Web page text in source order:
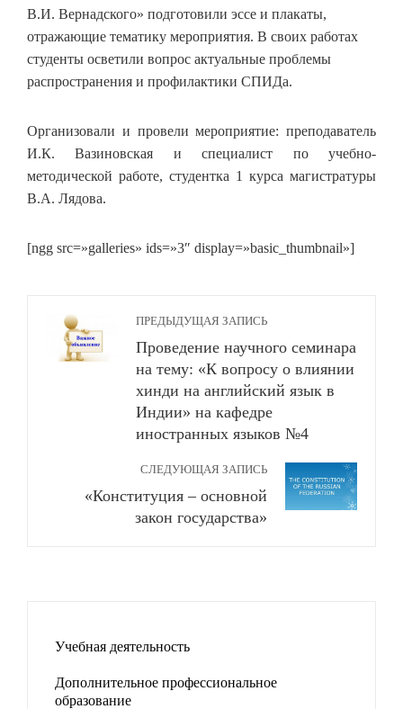
В.И. Вернадского» подготовили эссе и плакаты,
отражающие тематику мероприятия. В своих работах
студенты осветили вопрос актуальные проблемы
распространения и профилактики СПИДа.
Организовали и провели мероприятие: преподаватель
И.К. Вазиновская и специалист по учебно-
методической работе, студентка 1 курса магистратуры
В.А. Лядова.
[ngg src=»galleries» ids=»3″ display=»basic_thumbnail»]
ПРЕДЫДУЩАЯ ЗАПИСЬ
Проведение научного семинара
на тему: «К вопросу о влиянии
хинди на английский язык в
Индии» на кафедре
иностранных языков №4
СЛЕДУЮЩАЯ ЗАПИСЬ
«Конституция – основной
закон государства»
Учебная деятельность
Дополнительное профессиональное
образование